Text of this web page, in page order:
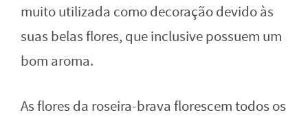
muito utilizada como decoração devido às
suas belas flores, que inclusive possuem um
bom aroma.
As flores da roseira-brava florescem todos os